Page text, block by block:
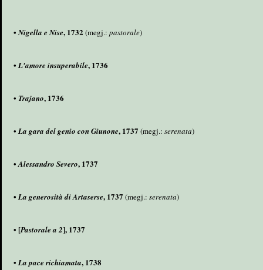
•Nigella e Nise, 1732 (megj.: pastorale)
•L'amore insuperabile, 1736
• Trajano, 1736
•La gara del genio con Giunone, 1737 (megj.: serenata)
•Alessandro Severo, 1737
•La generosità di Artaserse, 1737 (megj.: serenata)
• [Pastorale a 2], 1737
•La pace richiamata, 1738